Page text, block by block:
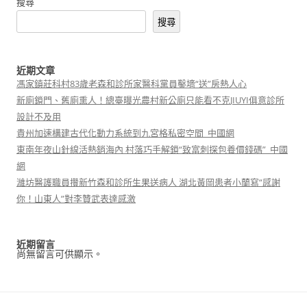
搜尋
近期文章
馮家鎮莊科村83歲老森和診所家醫科黨員鑿墻“送”房熱人心
新廁鎖門、舊廁熏人！總臺曝光農村新公廁只能看不克JIUYI俱意診所
設計不及用
貴州加速構建古代化動力系統到九宮格私密空間_中國網
東南年夜山針線活熱銷海內 村落巧手解鎖“致富刺探包養價錢碼”_中國
網
濰坊醫護職員攢新竹森和診所生果送病人 湖北黃岡患者小蘭寫“感謝
你！山東人”對李贊武表達感激
近期留言
尚無留言可供顯示。